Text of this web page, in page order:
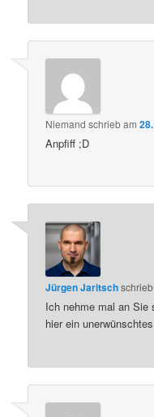
Niemand schriebam
Anpfiff ;D
Jürgen Jaritschschrieb
Ich nehme mal an Sie
hier ein